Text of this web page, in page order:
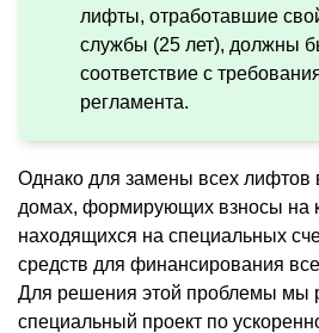
лифты, отработавшие
службы (25 лет), должны
соответствие с
регламента.
Однако для замены всех лифтов
домах, формирующих взносы на
находящихся на специальных
средств для финансирования
Для решения этой проблемы мы
специальный проект по